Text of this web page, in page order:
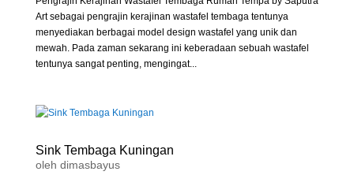
Art sebagai pengrajin kerajinan wastafel tembaga tentunya
menyediakan berbagai model design wastafel yang unik dan
mewah. Pada zaman sekarang ini keberadaan sebuah wastafel
tentunya sangat penting, mengingat...
Sink Tembaga Kuningan
oleh dimasbayus